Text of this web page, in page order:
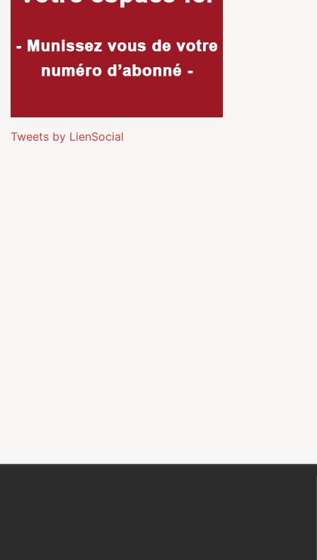
Tweets by LienSocial